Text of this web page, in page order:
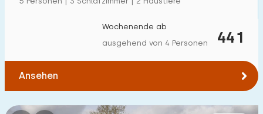
Kinderfreundlich
Kindermöbel
441
Wochenende ab
ausgehend von 4 Personen
Ansehen